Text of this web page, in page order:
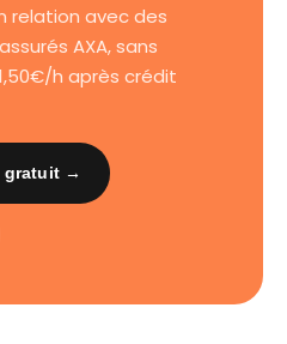
relation avec des
AXA, sans
h après crédit
gratuit →